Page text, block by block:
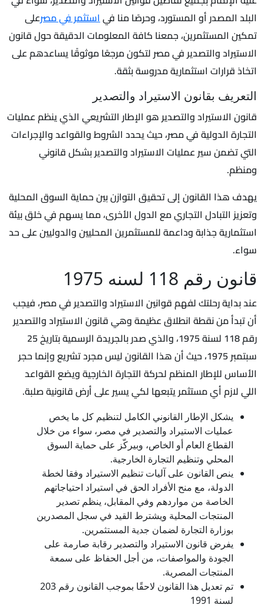
البلد المصدر أو المستورد، وحرصًا منا فياستثمر في مصرعلى
تمكين المستثمرين، جمعنا كافة المعلومات الدقيقة حول قانون
الاستيراد والتصدير في مصر لتكون مرجعًا موثوقًا يساعدهم على
اتخاذ قرارات استثمارية مدروسة بثقة.
التعريف بقانون الاستيراد والتصدير
قانون الاستيراد والتصدير هو الإطار التشريعي الذي ينظم عمليات
التجارة الدولية في مصر، حيث يحدد الشروط والقواعد والإجراءات
التي تضمن سير عمليات الاستيراد والتصدير بشكل قانوني
ومنظم.
يهدف هذا القانون إلى تحقيق التوازن بين حماية السوق المحلية
وتعزيز التبادل التجاري مع الدول الأخرى، مما يسهم في خلق بيئة
استثمارية جذابة وداعمة للمستثمرين المحليين والدوليين على حد
سواء.
قانون رقم 118 لسنه 1975
عند بداية رحلتك لفهم قوانين الاستيراد والتصدير في مصر، فيجب
أن تبدأ من نقطة انطلاق عظيمة وهي قانون الاستيراد والتصدير
رقم 118 لسنة 1975، والذي صدر بالجريدة الرسمية بتاريخ 25
سبتمبر 1975، حيث أن هذا القانون ليس مجرد تشريع وإنما حجر
الأساس للإطار المنظم لحركة التجارة الخارجية ويضع القواعد
اللي لازم أي مستثمر يتبعها لكي يسير على أرض قانونية صلبة.
يشكل الإطار القانوني الكامل لتنظيم كل ما يخص
عمليات الاستيراد والتصدير في مصر، سواء من خلال
القطاع العام أو الخاص، وبيركّز على حماية السوق
المحلي وتنظيم التجارة الخارجية.
ينص القانون على آليات تنظيم الاستيراد وفقا لخطة
الدولة، مع منح الأفراد الحق في استيراد احتياجاتهم
الخاصة من مواردهم وفي المقابل، ينظم تصدير
المنتجات المحلية ويشترط القيد في سجل المصدرين
بوزارة التجارة لضمان جدية المستثمرين.
يفرض قانون الاستيراد والتصدير رقابة صارمة على
الجودة والمواصفات، من أجل الحفاظ على سمعة
المنتجات المصرية.
تم تعديل هذا القانون لاحقًا بموجب القانون رقم 203
لسنة 1991